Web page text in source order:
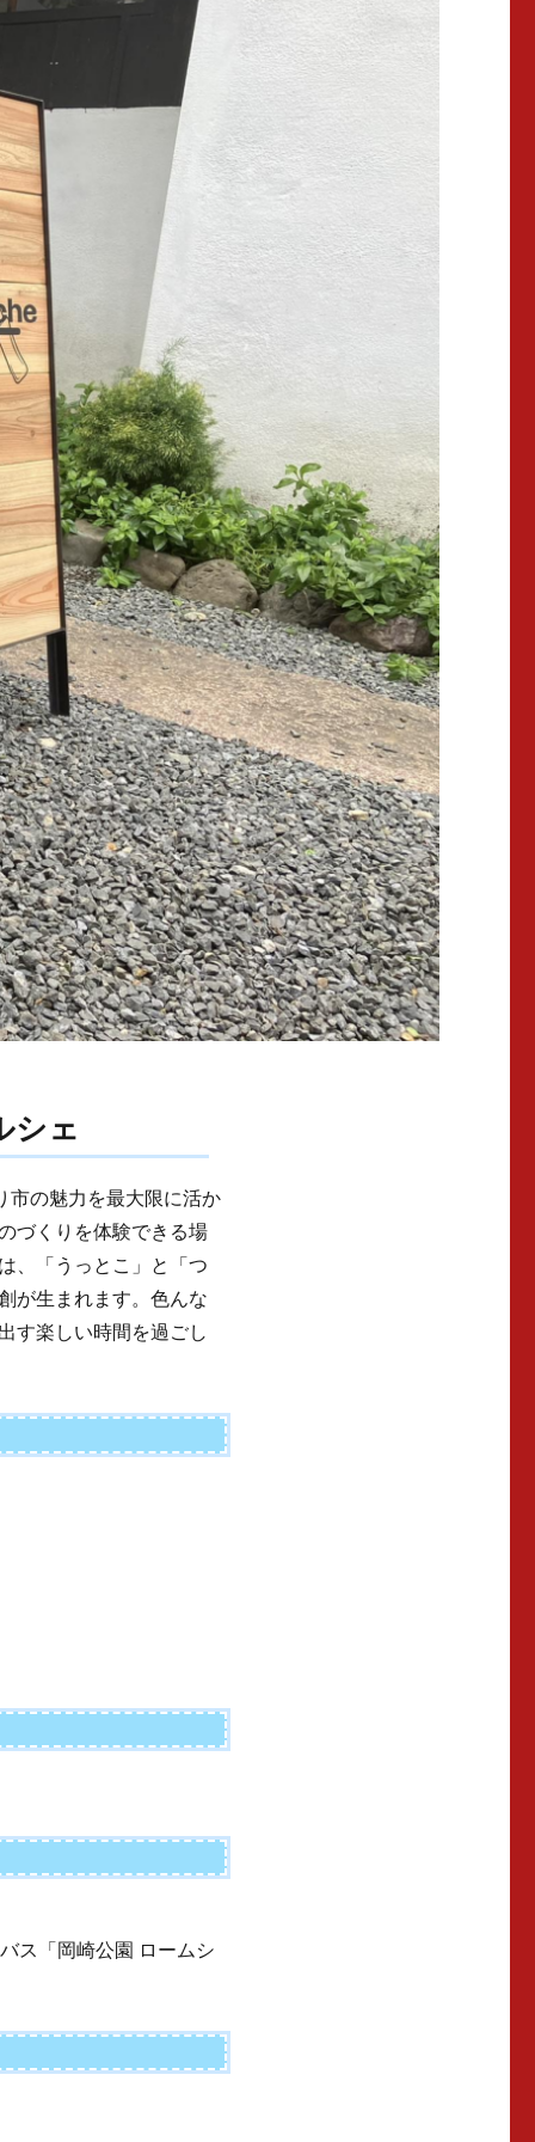
シェ
市の魅力を最大限に活か
づくりを体験できる場
、「うっとこ」と「つ
が生まれます。色んな
す楽しい時間を過ごし
ス「岡崎公園 ロームシ